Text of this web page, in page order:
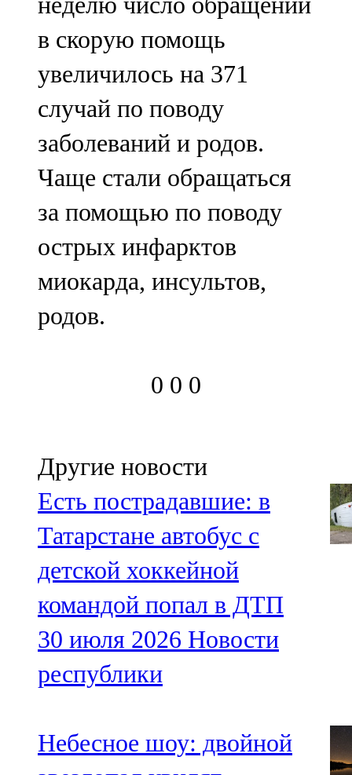
в скорую помощь
увеличилось на 371
случай по поводу
заболеваний и родов.
Чаще стали обращаться
за помощью по поводу
острых инфарктов
миокарда, инсультов,
родов.
0 0 0
Другие новости
Есть пострадавшие: в
Татарстане автобус с
детской хоккейной
командой попал в ДТП
30 июля 2026 Новости
республики
Небесное шоу: двойной